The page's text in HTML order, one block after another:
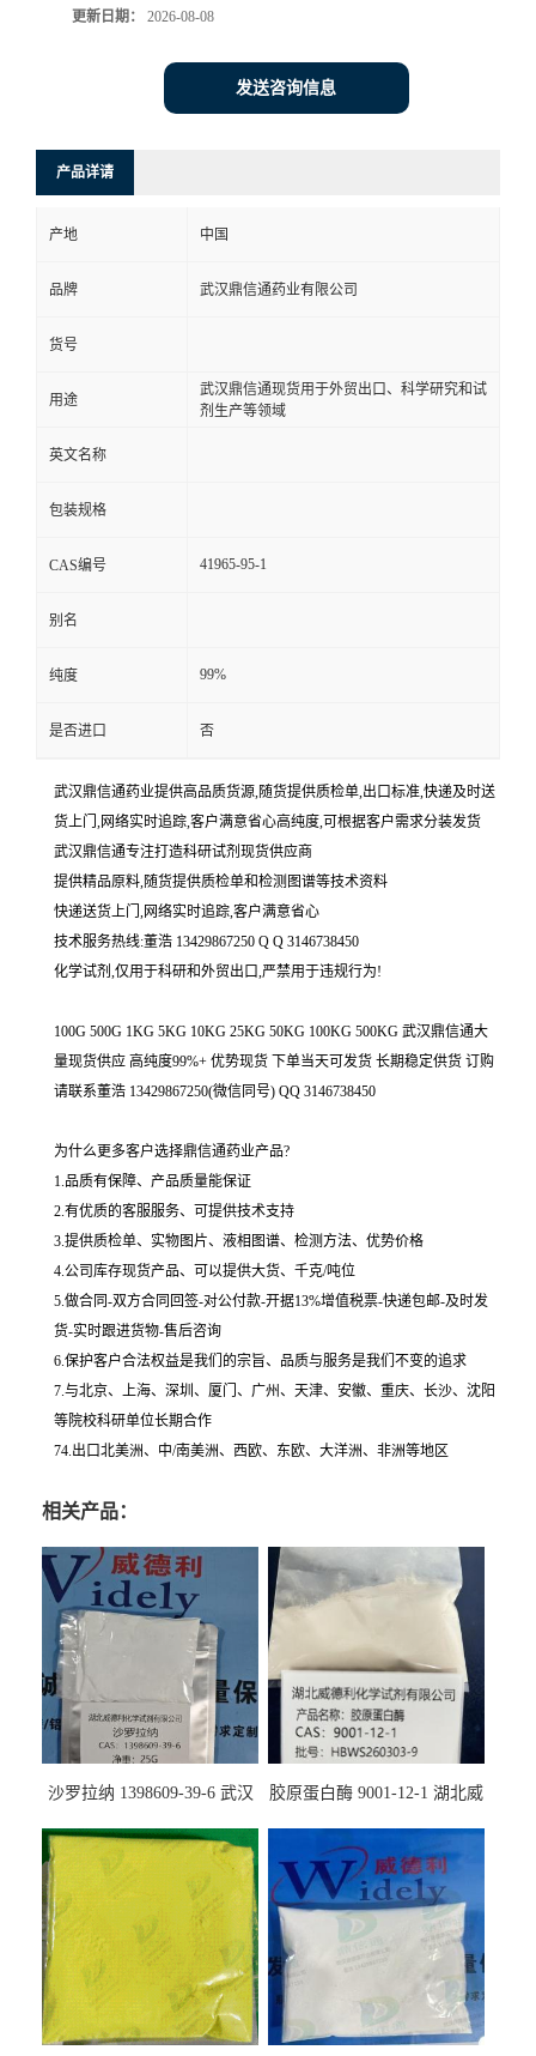
更新日期： 2026-08-08
发送咨询信息
产品详请
产地 中国
品牌 武汉鼎信通药业有限公司
货号
用途
武汉鼎信通现货用于外贸出口、科学研究和试
剂生产等领域
英文名称
包装规格
CAS编号 41965-95-1
别名
纯度 99%
是否进口 否
武汉鼎信通药业提供高品质货源,随货提供质检单,出口标准,快递及时送
货上门,网络实时追踪,客户满意省心高纯度,可根据客户需求分装发货
武汉鼎信通专注打造科研试剂现货供应商
提供精品原料,随货提供质检单和检测图谱等技术资料
快递送货上门,网络实时追踪,客户满意省心
技术服务热线:董浩 13429867250 Q Q 3146738450
化学试剂,仅用于科研和外贸出口,严禁用于违规行为!
100G 500G 1KG 5KG 10KG 25KG 50KG 100KG 500KG 武汉鼎信通大
量现货供应 高纯度99%+ 优势现货 下单当天可发货 长期稳定供货 订购
请联系董浩 13429867250(微信同号) QQ 3146738450
为什么更多客户选择鼎信通药业产品?
1.品质有保障、产品质量能保证
2.有优质的客服服务、可提供技术支持
3.提供质检单、实物图片、液相图谱、检测方法、优势价格
4.公司库存现货产品、可以提供大货、千克/吨位
5.做合同-双方合同回签-对公付款-开据13%增值税票-快递包邮-及时发
货-实时跟进货物-售后咨询
6.保护客户合法权益是我们的宗旨、品质与服务是我们不变的追求
7.与北京、上海、深圳、厦门、广州、天津、安徽、重庆、长沙、沈阳
等院校科研单位长期合作
74.出口北美洲、中/南美洲、西欧、东欧、大洋洲、非洲等地区
相关产品：
沙罗拉纳 1398609-39-6 武汉
胶原蛋白酶 9001-12-1 湖北威